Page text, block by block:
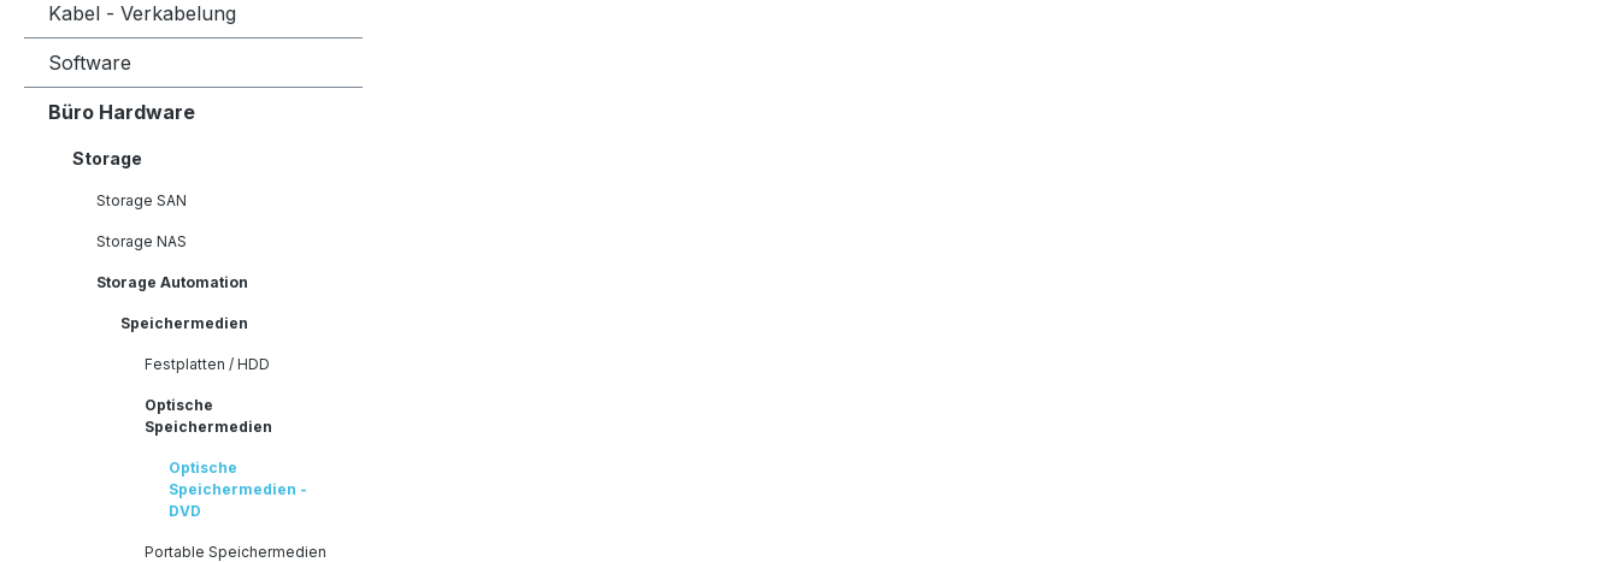
Kabel - Verkabelung
Software
Büro Hardware
Storage
Storage SAN
Storage NAS
Storage Automation
Speichermedien
Festplatten / HDD
Optische
Speichermedien
Optische
Speichermedien -
DVD
Portable Speichermedien